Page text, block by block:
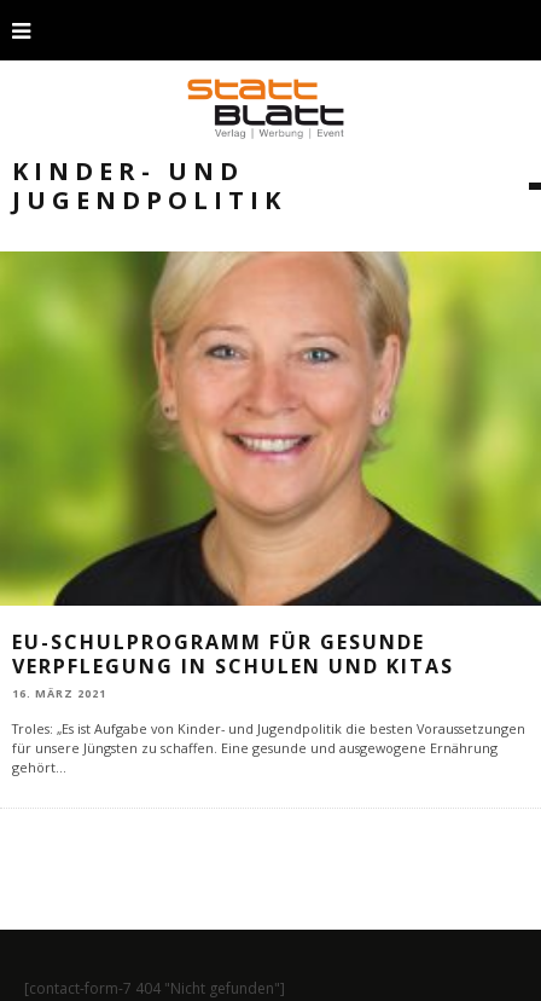
KINDER- UND
JUGENDPOLITIK
EU-SCHULPROGRAMM FÜR GESUNDE
VERPFLEGUNG IN SCHULEN UND KITAS
16. MÄRZ 2021
Troles: „Es ist Aufgabe von Kinder- und Jugendpolitik die besten Voraussetzungen
für unsere Jüngsten zu schaffen. Eine gesunde und ausgewogene Ernährung
gehört...
[contact-form-7 404 "Nicht gefunden"]